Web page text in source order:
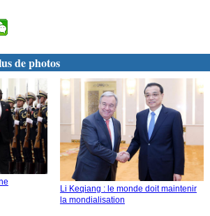
de photos
Li Keqiang : le monde doit maintenir
la mondialisation